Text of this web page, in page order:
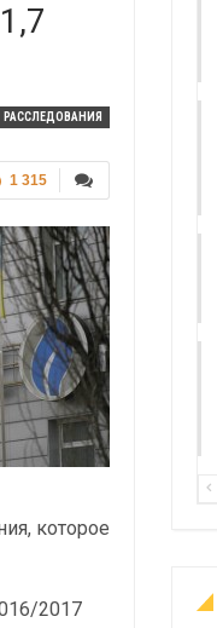
РАССЛЕДОВАНИЯ
1 315
которое
2017